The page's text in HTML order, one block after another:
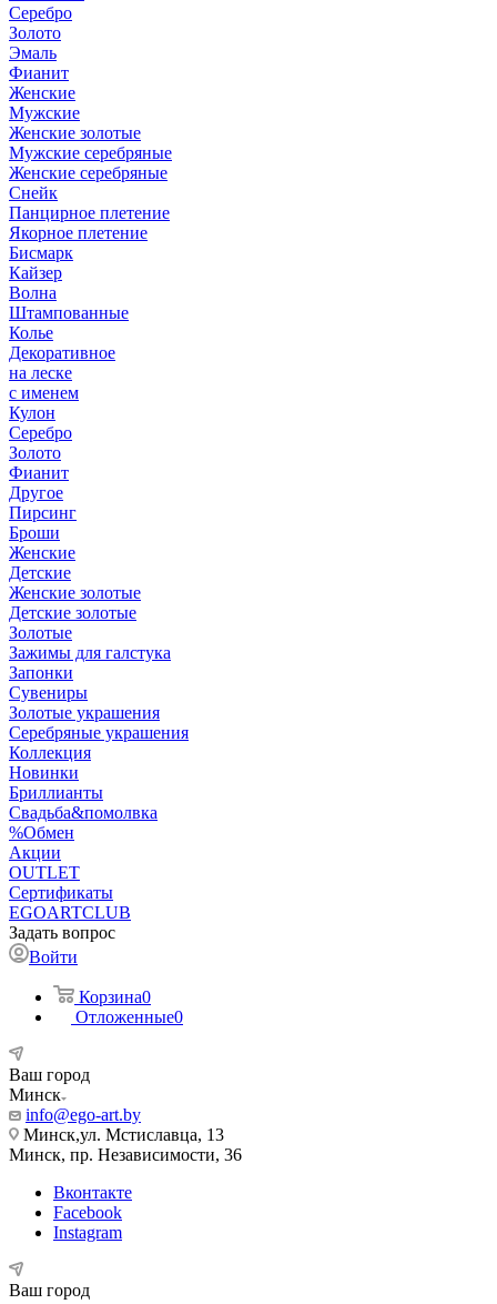
Серебро
Золото
Эмаль
Фианит
Женские
Мужские
Женские золотые
Мужские серебряные
Женские серебряные
Снейк
Панцирное плетение
Якорное плетение
Бисмарк
Кайзер
Волна
Штампованные
Колье
Декоративное
на леске
с именем
Кулон
Серебро
Золото
Фианит
Другое
Пирсинг
Броши
Женские
Детские
Женские золотые
Детские золотые
Золотые
Зажимы для галстука
Запонки
Сувениры
Золотые украшения
Серебряные украшения
Коллекция
Новинки
Бриллианты
Свадьба&помолвка
%Обмен
Акции
OUTLET
Сертификаты
EGOARTCLUB
Задать вопрос
Войти
Корзина0
Отложенные0
Ваш город
Минск
info@ego-art.by
Минск,ул. Мстиславца, 13
Минск, пр. Независимости, 36
Вконтакте
Facebook
Instagram
Ваш город